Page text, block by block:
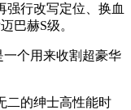
强行改写定位、换血
巴赫S级。
个用来收割超豪华
二的绅士高性能时